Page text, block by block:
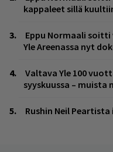
kappaleet sillä
Eppu Normaali
Yle Areenassa nyt
Valtava Yle 100
syyskuussa –
Rushin Neil